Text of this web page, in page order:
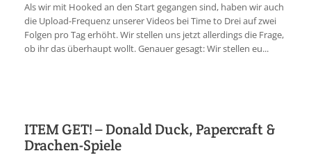
Als wir mit Hooked an den Start gegangen sind, haben wir auch
die Upload-Frequenz unserer Videos bei Time to Drei auf zwei
Folgen pro Tag erhöht. Wir stellen uns jetzt allerdings die Frage,
ob ihr das überhaupt wollt. Genauer gesagt: Wir stellen eu...
ITEM GET! – Donald Duck, Papercraft &
Drachen-Spiele